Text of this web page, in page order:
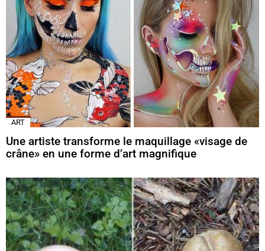
ART
Une artiste transforme le maquillage «visage de
crâne» en une forme d’art magnifique